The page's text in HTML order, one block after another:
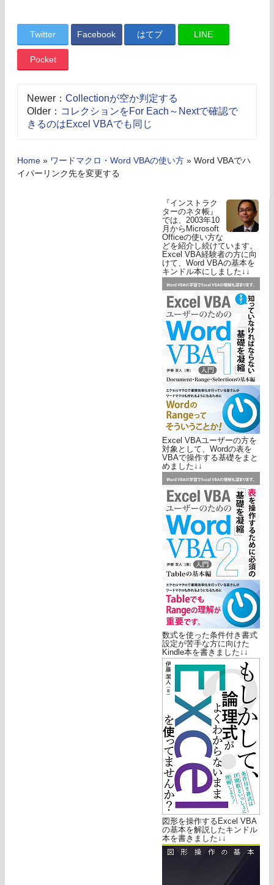
Twitter Facebook はてブ LINE
Pocket
Newer： Collectionが空か判定する
Older： コレクションをFor Each～Nextで確認で
きるのはExcel VBAでも同じ
Home » ワードマクロ・Word VBAの使い方 » Word VBAでハ
イパーリンク先を変更する
『インストラク
ターのネタ帳』
では、2003年10
月からMicrosoft
Officeの使い方な
どを紹介し続けています。
Excel VBA経験者の方に向
けて、Word VBAの基本を
キンドル本にしました↓↓
Excel VBAユーザーの方を
対象として、Wordの表を
VBAで操作する基礎をまと
めました↓↓
数式を使った条件付き書式
設定が苦手な方に向けた
Kindle本を書きました↓↓
図形を操作するExcel VBA
の基本を解説したキンドル
本を書きました↓↓